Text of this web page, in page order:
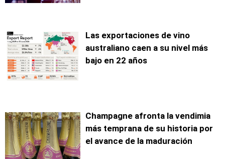
Las exportaciones de vino
australiano caen a su nivel más
bajo en 22 años
Champagne afronta la vendimia
más temprana de su historia por
el avance de la maduración